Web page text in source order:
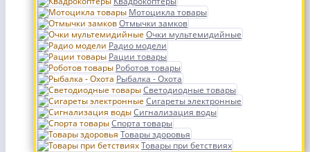
Мотоцикла товары
Отмычки замков
Очки мультемидийные
Радио модели
Рации товары
Роботов товары
Рыбалка - Охота
Светодиодные товары
Сигареты электронные
Сигнализация воды
Спорта товары
Товары здоровья
Товары при бетствиях